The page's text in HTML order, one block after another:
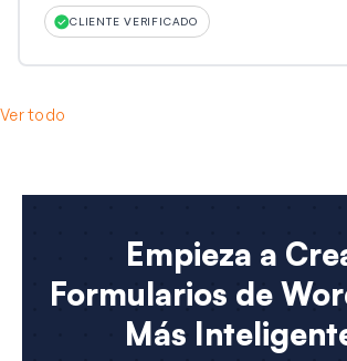
CLIENTE VERIFICADO
Ver todo
Empieza a
Formularios de
Más